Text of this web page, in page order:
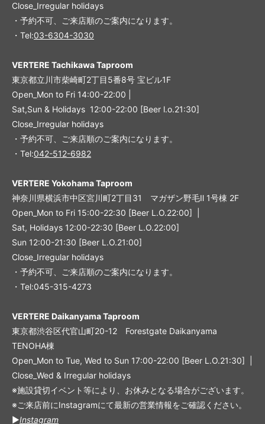
Close_Irregular holidays
・予約不可、ご来店順のご案内になります。
・Tel:03-6304-3030
VERTERE Tachikawa Taproom
東京都立川市柴崎町2丁目5番8号 宝ビル1F
Open_Mon to Fri 14:00-22:00 |
Sat,Sun & Holidays 12:00-22:00 [Beer l.o.21:30]
Close_Irregular holidays
・予約不可、ご来店順のご案内になります。
・Tel:042-512-6982
VERTERE Yokohama Taproom
神奈川県横浜市中区宮川町2丁目31 マガザン野毛Ⅱ 1号棟 2F
Open_Mon to Fri 15:00-22:30 [Beer L.O.22:00] |
Sat, Holidays 12:00-22:30 [Beer L.O.22:00]
Sun 12:00-21:30 [Beer L.O.21:00]
Close_Irregular holidays
・予約不可、ご来店順のご案内になります。
・Tel:045-315-4273
VERTERE Daikanyama Taproom
東京都渋谷区代官山町20-12 Forestgate Daikanyama
TENOHA棟
Open_Mon to Tue, Wed to Sun 17:00-22:00 [Beer L.O.21:30] |
Close_Wed & Irregular holidays
※施設貸切イベント等により、お休みとなる場合がございます。
※ご来店前にInstagramにて最新の営業情報をご確認ください。
▶︎Instagram